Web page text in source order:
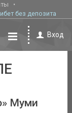
без депозита
Вход
Муми